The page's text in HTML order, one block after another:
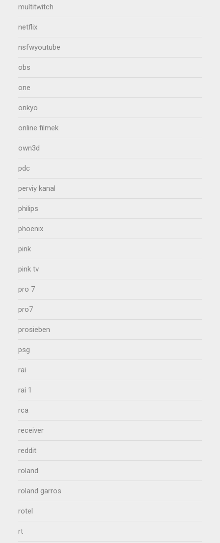
multitwitch
netflix
nsfwyoutube
obs
one
onkyo
online filmek
own3d
pdc
perviy kanal
philips
phoenix
pink
pink tv
pro 7
pro7
prosieben
psg
rai
rai 1
rca
receiver
reddit
roland
roland garros
rotel
rt